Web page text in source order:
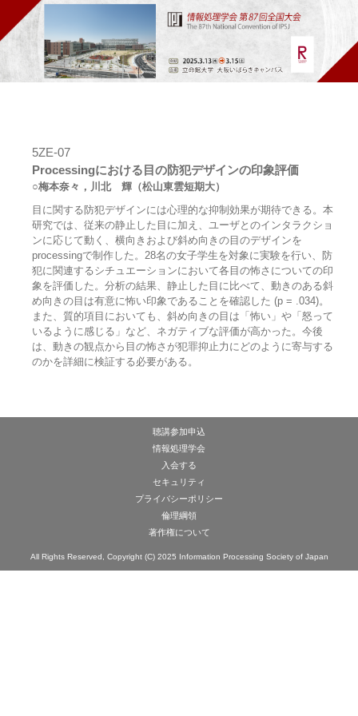
5ZE-07
Processingにおける目の防犯デザインの印象評価
○梅本奈々，川北 輝（松山東雲短期大）
目に関する防犯デザインには心理的な抑制効果が期待できる。本
研究では、従来の静止した目に加え、ユーザとのインタラクショ
ンに応じて動く、横向きおよび斜め向きの目のデザインを
processingで制作した。28名の女子学生を対象に実験を行い、防
犯に関連するシチュエーションにおいて各目の怖さについての印
象を評価した。分析の結果、静止した目に比べて、動きのある斜
め向きの目は有意に怖い印象であることを確認した (p = .034)。
また、質的項目においても、斜め向きの目は「怖い」や「怒って
いるように感じる」など、ネガティブな評価が高かった。今後
は、動きの観点から目の怖さが犯罪抑止力にどのように寄与する
のかを詳細に検証する必要がある。
聴講参加申込
情報処理学会
入会する
セキュリティ
プライバシーポリシー
倫理綱領
著作権について
All Rights Reserved, Copyright (C) 2025 Information Processing Society of Japan